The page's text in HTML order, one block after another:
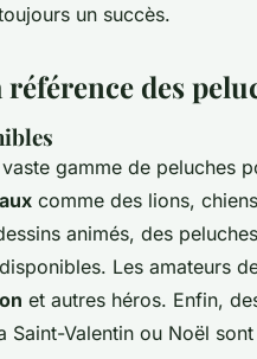
un succès.
des
gamme de peluches
comme des lions,
animés, des
Les amateurs
et autres héros. Enfin,
Saint-Valentin ou Noël